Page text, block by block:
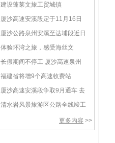
建设蓬莱文旅工贸城镇
厦沙高速安溪段定于11月16日
厦沙公路泉州安溪至达埔段近日
体验环湾之旅，感受海丝文
日举行
长假期间不停工 厦沙高速泉州
福建省将增9个高速收费站
厦沙高速安溪段争取9月通车 去
清水岩风景旅游区公路全线竣工
更多内容 >>